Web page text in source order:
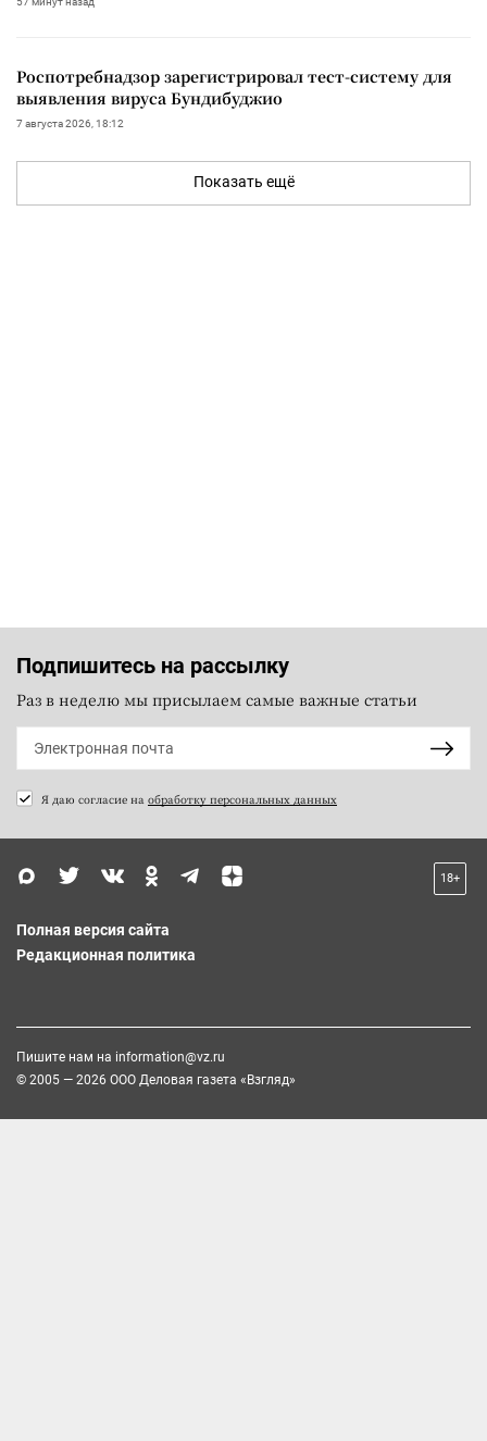
Роспотребнадзор зарегистрировал тест-систему для
выявления вируса Бундибуджио
7 августа 2026, 18:12
Показать ещё
Подпишитесь на рассылку
Раз в неделю мы присылаем самые важные статьи
Я даю согласие на обработку персональных данных
18+
Полная версия сайта
Редакционная политика
Пишите нам на information@vz.ru
© 2005 — 2026 ООО Деловая газета «Взгляд»